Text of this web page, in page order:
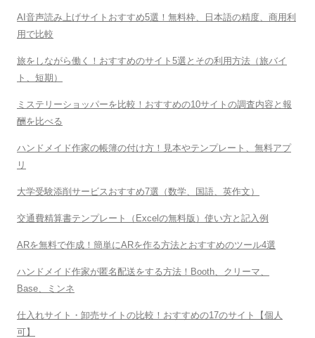
AI音声読み上げサイトおすすめ5選！無料枠、日本語の精度、商用利
用で比較
旅をしながら働く！おすすめのサイト5選とその利用方法（旅バイ
ト、短期）
ミステリーショッパーを比較！おすすめの10サイトの調査内容と報
酬を比べる
ハンドメイド作家の帳簿の付け方！見本やテンプレート、無料アプ
リ
大学受験添削サービスおすすめ7選（数学、国語、英作文）
交通費精算書テンプレート（Excelの無料版）使い方と記入例
ARを無料で作成！簡単にARを作る方法とおすすめのツール4選
ハンドメイド作家が匿名配送をする方法！Booth、クリーマ、
Base、ミンネ
仕入れサイト・卸売サイトの比較！おすすめの17のサイト【個人
可】